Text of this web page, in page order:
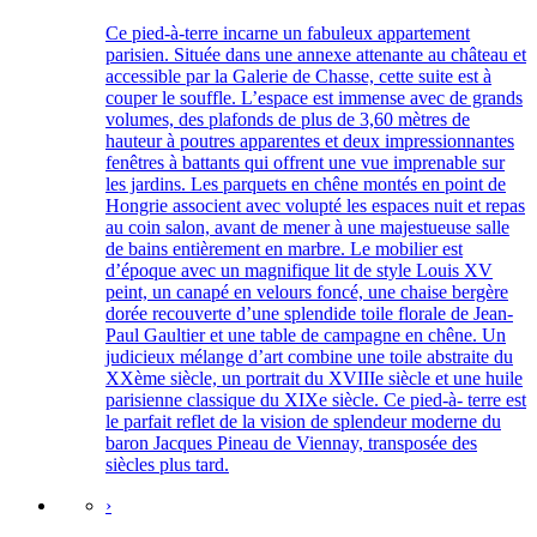
Ce pied-à-terre incarne un fabuleux appartement
parisien. Située dans une annexe attenante au château et
accessible par la Galerie de Chasse, cette suite est à
couper le souffle. L’espace est immense avec de grands
volumes, des plafonds de plus de 3,60 mètres de
hauteur à poutres apparentes et deux impressionnantes
fenêtres à battants qui offrent une vue imprenable sur
les jardins. Les parquets en chêne montés en point de
Hongrie associent avec volupté les espaces nuit et repas
au coin salon, avant de mener à une majestueuse salle
de bains entièrement en marbre. Le mobilier est
d’époque avec un magnifique lit de style Louis XV
peint, un canapé en velours foncé, une chaise bergère
dorée recouverte d’une splendide toile florale de Jean-
Paul Gaultier et une table de campagne en chêne. Un
judicieux mélange d’art combine une toile abstraite du
XXème siècle, un portrait du XVIIIe siècle et une huile
parisienne classique du XIXe siècle. Ce pied-à- terre est
le parfait reflet de la vision de splendeur moderne du
baron Jacques Pineau de Viennay, transposée des
siècles plus tard.
›